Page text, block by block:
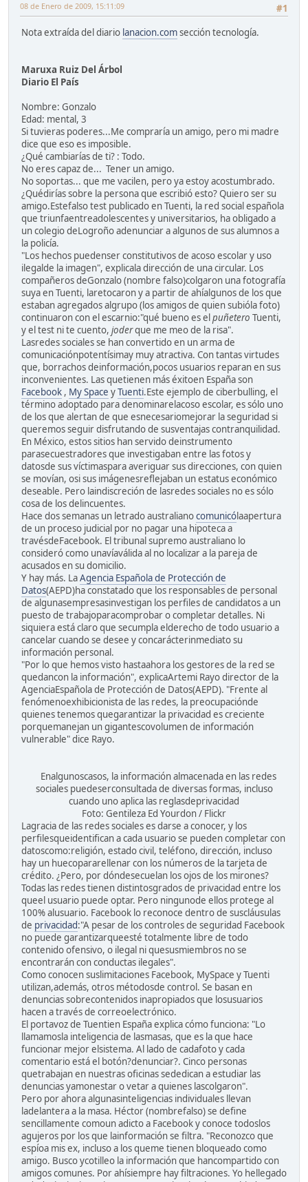
#1
08 de Enero de 2009, 15:11:09
Nota extraída del diario lanacion.comsección tecnología.
Maruxa Ruiz Del Árbol
Diario El País
Nombre: Gonzalo
Edad: mental, 3
Si tuvieras poderes...Me compraría un amigo, pero mi madre
dice que eso es imposible.
¿Qué cambiarías de ti? : Todo.
No eres capaz de... Tener un amigo.
No soportas... que me vacilen, pero ya estoy acostumbrado.
¿Quédirías sobre la persona que escribió esto? Quiero ser su
amigo.Estefalso test publicado en Tuenti, la red social española
que triunfaentreadolescentes y universitarios, ha obligado a
un colegio deLogroño adenunciar a algunos de sus alumnos a
la policía.
"Los hechos puedenser constitutivos de acoso escolar y uso
ilegalde la imagen", explicala dirección de una circular. Los
compañeros deGonzalo (nombre falso)colgaron una fotografía
suya en Tuenti, laretocaron y a partir de ahíalgunos de los que
estaban agregados algrupo (los amigos de quien subióla foto)
continuaron con el escarnio:"qué bueno es elpuñetero Tuenti,
y el test ni te cuento, joderque me meo de la risa".
Lasredes sociales se han convertido en un arma de
comunicaciónpotentísimay muy atractiva. Con tantas virtudes
que, borrachos deinformación,pocos usuarios reparan en sus
inconvenientes. Las quetienen más éxitoen España son
Facebook , My Space yTuenti.Este ejemplo de ciberbulling, el
término adoptado para denominarelacoso escolar, es sólo uno
de los que alertan de que esnecesariomejorar la seguridad si
queremos seguir disfrutando de susventajas contranquilidad.
En México, estos sitios han servido deinstrumento
parasecuestradores que investigaban entre las fotos y
datosde sus víctimaspara averiguar sus direcciones, con quien
se movían, osi sus imágenesreflejaban un estatus económico
deseable. Pero laindiscreción de lasredes sociales no es sólo
cosa de los delincuentes.
Hace dos semanas un letrado australianocomunicólaapertura
de un proceso judicial por no pagar una hipoteca a
travésdeFacebook. El tribunal supremo australiano lo
consideró como unavíaválida al no localizar a la pareja de
acusados en su domicilio.
Y hay más. LaAgencia Española de Protección de
Datos(AEPD)ha constatado que los responsables de personal
de algunasempresasinvestigan los perfiles de candidatos a un
puesto de trabajoparacomprobar o completar detalles. Ni
siquiera está claro que secumpla elderecho de todo usuario a
cancelar cuando se desee y concarácterinmediato su
información personal.
"Por lo que hemos visto hastaahora los gestores de la red se
quedancon la información", explicaArtemi Rayo director de la
AgenciaEspañola de Protección de Datos(AEPD). "Frente al
fenómenoexhibicionista de las redes, la preocupaciónde
quienes tenemos quegarantizar la privacidad es creciente
porquemanejan un gigantescovolumen de información
vulnerable" dice Rayo.
Enalgunoscasos, la información almacenada en las redes
sociales puedeserconsultada de diversas formas, incluso
cuando uno aplica las reglasdeprivacidad
Foto: Gentileza Ed Yourdon / Flickr
Lagracia de las redes sociales es darse a conocer, y los
perfilesqueidentifican a cada usuario se pueden completar con
datoscomo:religión, estado civil, teléfono, dirección, incluso
hay un huecopararellenar con los números de la tarjeta de
crédito. ¿Pero, por dóndesecuelan los ojos de los mirones?
Todas las redes tienen distintosgrados de privacidad entre los
queel usuario puede optar. Pero ningunode ellos protege al
100% alusuario. Facebook lo reconoce dentro de suscláusulas
de privacidad:"A pesar de los controles de seguridad Facebook
no puede garantizarqueesté totalmente libre de todo
contenido ofensivo, o ilegal ni quesusmiembros no se
encontrarán con conductas ilegales".
Como conocen suslimitaciones Facebook, MySpace y Tuenti
utilizan,además, otros métodosde control. Se basan en
denuncias sobrecontenidos inapropiados que losusuarios
hacen a través de correoelectrónico.
El portavoz de Tuentien España explica cómo funciona: "Lo
llamamosla inteligencia de lasmasas, que es la que hace
funcionar mejor elsistema. Al lado de cadafoto y cada
comentario está el botón?denunciar?. Cinco personas
quetrabajan en nuestras oficinas sededican a estudiar las
denuncias yamonestar o vetar a quienes lascolgaron".
Pero por ahora algunasinteligencias individuales llevan
ladelantera a la masa. Héctor (nombrefalso) se define
sencillamente comoun adicto a Facebook y conoce todoslos
agujeros por los que lainformación se filtra. "Reconozco que
espíoa mis ex, incluso a los queme tienen bloqueado como
amigo. Busco ycotilleo la información que hancompartido con
amigos comunes. Por ahísiempre hay filtraciones. Yo hellegado